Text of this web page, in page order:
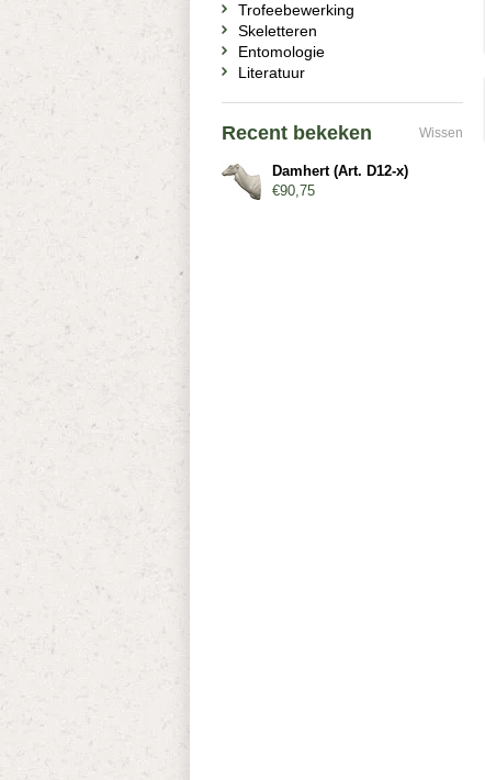
Trofeebewerking
Skeletteren
Entomologie
Literatuur
Recent bekeken Wissen
Damhert (Art. D12-x)
€90,75